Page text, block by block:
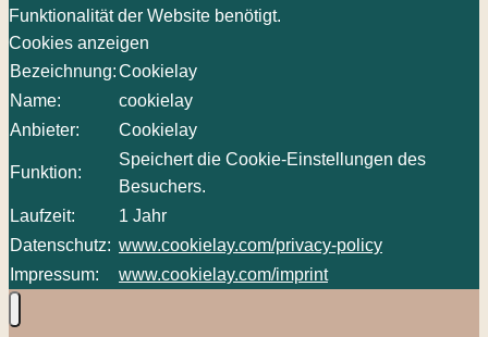
Funktionalität der Website benötigt.
Cookies anzeigen
Bezeichnung:Cookielay
Name:
cookielay
Anbieter:
Cookielay
Funktion:
Speichert die Cookie-Einstellungen des
Besuchers.
Laufzeit:
1 Jahr
Datenschutz: www.cookielay.com/privacy-policy
Impressum:
www.cookielay.com/imprint